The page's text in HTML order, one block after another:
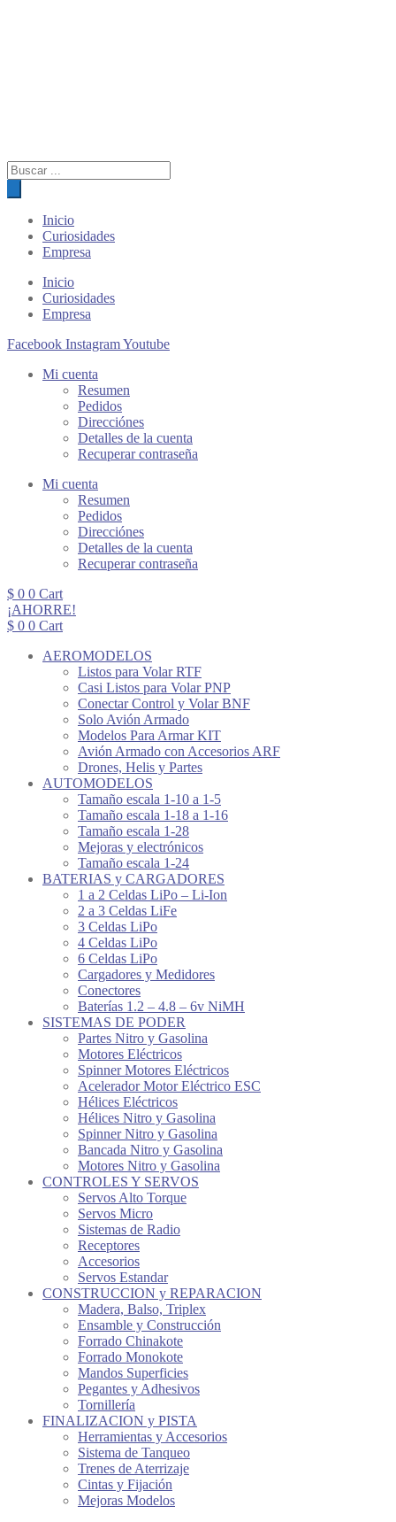
Búsqueda
de
productos
Inicio
Curiosidades
Empresa
Inicio
Curiosidades
Empresa
Facebook InstagramYoutube
Mi cuenta
Resumen
Pedidos
Direcciónes
Detalles de la cuenta
Recuperar contraseña
Mi cuenta
Resumen
Pedidos
Direcciónes
Detalles de la cuenta
Recuperar contraseña
$ 0 0 Cart
¡AHORRE!
$ 0 0 Cart
AEROMODELOS
Listos para Volar RTF
Casi Listos para Volar PNP
Conectar Control y Volar BNF
Solo Avión Armado
Modelos Para Armar KIT
Avión Armado con Accesorios ARF
Drones, Helis y Partes
AUTOMODELOS
Tamaño escala 1-10 a 1-5
Tamaño escala 1-18 a 1-16
Tamaño escala 1-28
Mejoras y electrónicos
Tamaño escala 1-24
BATERIAS y CARGADORES
1 a 2 Celdas LiPo – Li-Ion
2 a 3 Celdas LiFe
3 Celdas LiPo
4 Celdas LiPo
6 Celdas LiPo
Cargadores y Medidores
Conectores
Baterías 1.2 – 4.8 – 6v NiMH
SISTEMAS DE PODER
Partes Nitro y Gasolina
Motores Eléctricos
Spinner Motores Eléctricos
Acelerador Motor Eléctrico ESC
Hélices Eléctricos
Hélices Nitro y Gasolina
Spinner Nitro y Gasolina
Bancada Nitro y Gasolina
Motores Nitro y Gasolina
CONTROLES Y SERVOS
Servos Alto Torque
Servos Micro
Sistemas de Radio
Receptores
Accesorios
Servos Estandar
CONSTRUCCION y REPARACION
Madera, Balso, Triplex
Ensamble y Construcción
Forrado Chinakote
Forrado Monokote
Mandos Superficies
Pegantes y Adhesivos
Tornillería
FINALIZACION y PISTA
Herramientas y Accesorios
Sistema de Tanqueo
Trenes de Aterrizaje
Cintas y Fijación
Mejoras Modelos